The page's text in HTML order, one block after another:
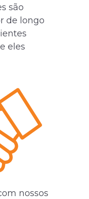
são
de longo
eles
nossos